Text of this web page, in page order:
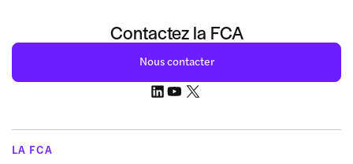
Contactez la FCA
Nous contacter
LA FCA